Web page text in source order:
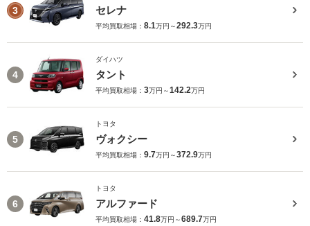
3 セレナ
平均買取相場： 8.1万円～292.3万円
4
ダイハツ
タント
平均買取相場： 3万円～142.2万円
5
トヨタ
ヴォクシー
平均買取相場： 9.7万円～372.9万円
6
トヨタ
アルファード
平均買取相場： 41.8万円～689.7万円